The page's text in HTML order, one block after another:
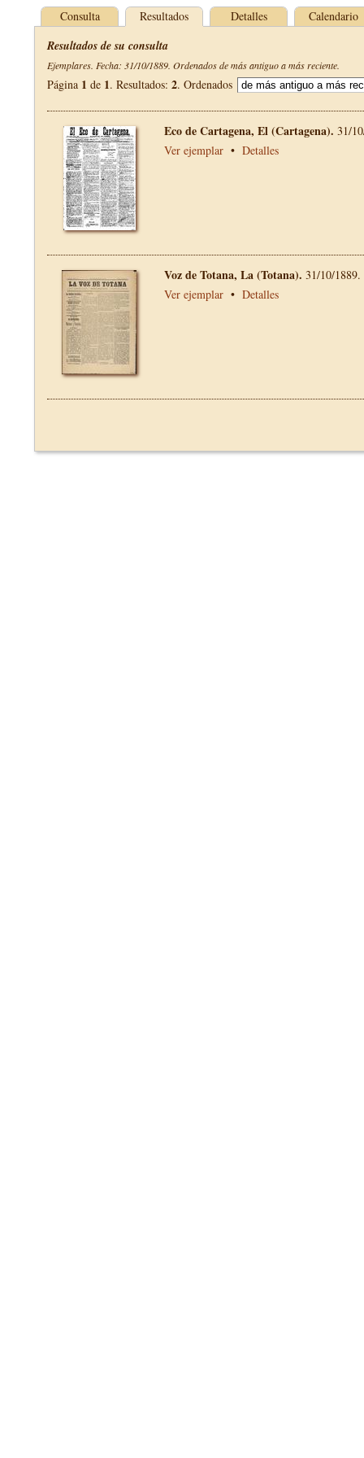
Consulta Resultados Detalles Calendario
Resultados de su consulta
Ejemplares. Fecha: 31/10/1889. Ordenados de más antiguo a más reciente.
Página 1 de 1. Resultados: 2. Ordenados
Eco de Cartagena, El (Cartagena). 31/
Ver ejemplar • Detalles
Voz de Totana, La (Totana). 31/10/1889.
Ver ejemplar • Detalles